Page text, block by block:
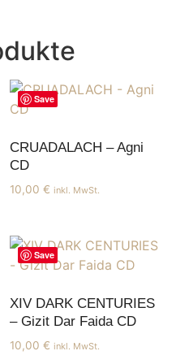
Save
CRUADALACH – Agni
CD
10,00 € inkl. MwSt.
Save
XIV DARK CENTURIES
– Gizit Dar Faida CD
10,00 € inkl. MwSt.